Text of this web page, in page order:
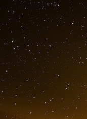
Le
sur la mort.
de la victoire